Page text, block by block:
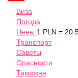
Виза
Погода
Цены 1 PLN =
Транспорт
Советы
Опасности
Таможня